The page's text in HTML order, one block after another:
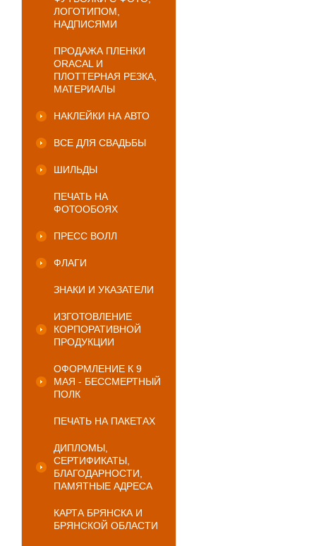
ЛОГОТИПОМ,
НАДПИСЯМИ
ПРОДАЖА ПЛЕНКИ
ORACAL И
ПЛОТТЕРНАЯ РЕЗКА,
МАТЕРИАЛЫ
НАКЛЕЙКИ НА АВТО
ВСЕ ДЛЯ СВАДЬБЫ
ШИЛЬДЫ
ПЕЧАТЬ НА
ФОТООБОЯХ
ПРЕСС ВОЛЛ
ФЛАГИ
ЗНАКИ И УКАЗАТЕЛИ
ИЗГОТОВЛЕНИЕ
КОРПОРАТИВНОЙ
ПРОДУКЦИИ
ОФОРМЛЕНИЕ К 9
МАЯ - БЕССМЕРТНЫЙ
ПОЛК
ПЕЧАТЬ НА ПАКЕТАХ
ДИПЛОМЫ,
СЕРТИФИКАТЫ,
БЛАГОДАРНОСТИ,
ПАМЯТНЫЕ АДРЕСА
КАРТА БРЯНСКА И
БРЯНСКОЙ ОБЛАСТИ